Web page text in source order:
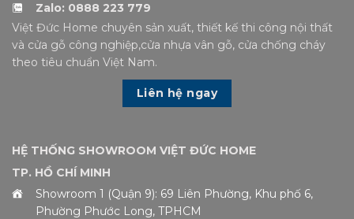
Zalo: 0888 223 779
Việt Đức Home chuyên sản xuất, thiết kế thi công nội thất
và cửa gỗ công nghiệp,cửa nhựa vân gỗ, cửa chống cháy
theo tiêu chuẩn Việt Nam.
Liên hệ ngay
HỆ THỐNG SHOWROOM VIỆT ĐỨC HOME
TP. HỒ CHÍ MINH
Showroom 1 (Quận 9): 69 Liên Phường, Khu phố 6,
Phường Phước Long, TPHCM